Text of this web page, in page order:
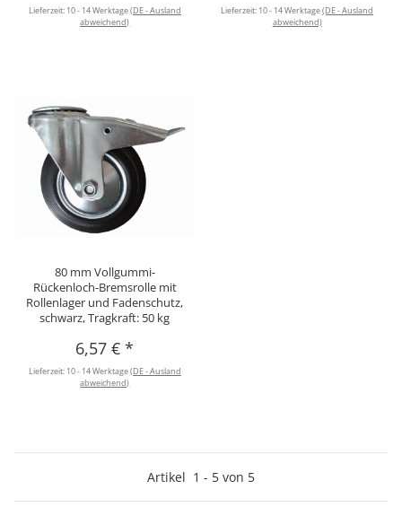
Lieferzeit: 10 - 14 Werktage(DE - Ausland
abweichend)
Lieferzeit: 10 - 14 Werktage(DE - Ausland
abweichend)
80 mm Vollgummi-
Rückenloch-Bremsrolle mit
Rollenlager und Fadenschutz,
schwarz, Tragkraft: 50 kg
6,57 €*
Lieferzeit: 10 - 14 Werktage(DE - Ausland
abweichend)
Artikel 1 - 5 von 5